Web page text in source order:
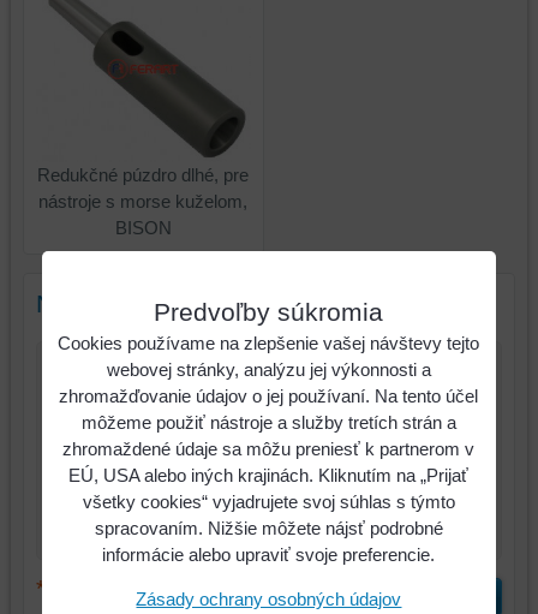
Redukčné púzdro dlhé, pre
nástroje s morse kuželom,
BISON
Nový komentár
Názov:
Meno: *
Komentár: *
*
Predvoľby súkromia
Cookies používame na zlepšenie vašej návštevy tejto
webovej stránky, analýzu jej výkonnosti a
zhromažďovanie údajov o jej používaní. Na tento účel
môžeme použiť nástroje a služby tretích strán a
zhromaždené údaje sa môžu preniesť k partnerom v
EÚ, USA alebo iných krajinách. Kliknutím na „Prijať
všetky cookies“ vyjadrujete svoj súhlas s týmto
spracovaním. Nižšie môžete nájsť podrobné
informácie alebo upraviť svoje preferencie.
Zásady ochrany osobných údajov